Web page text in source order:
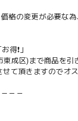
格の変更が必要な為
得❗️」
東成区)まで商品を引
て頂きますのでオ
－－